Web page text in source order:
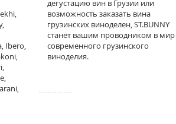
Ibero,
дегустацию вин в Грузии или
возможность заказать вина
грузинских виноделен, ST.BUNNY
станет вашим проводником в мир
современного грузинского
виноделия.